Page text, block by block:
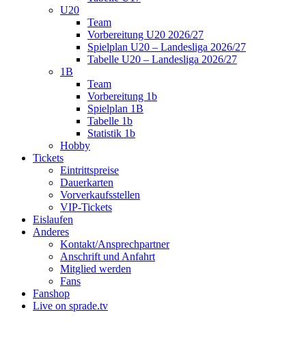
U20
Team
Vorbereitung U20 2026/27
Spielplan U20 – Landesliga 2026/27
Tabelle U20 – Landesliga 2026/27
1B
Team
Vorbereitung 1b
Spielplan 1B
Tabelle 1b
Statistik 1b
Hobby
Tickets
Eintrittspreise
Dauerkarten
Vorverkaufsstellen
VIP-Tickets
Eislaufen
Anderes
Kontakt/Ansprechpartner
Anschrift und Anfahrt
Mitglied werden
Fans
Fanshop
Live on sprade.tv